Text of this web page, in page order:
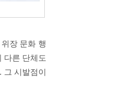
장 문화 행
다른 단체도
그 시발점이